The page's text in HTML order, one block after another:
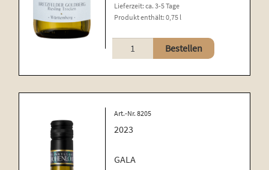
Lieferzeit:ca. 3-5 Tage
Produkt enthält: 0,75 l
Bretzfelder
Goldberg
Riesling
Bestellen
Art.-Nr. 8205
2023
GALA